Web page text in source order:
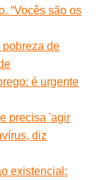
“Vocês são os
de
é urgente
precisa 'agir
diz
existencial: